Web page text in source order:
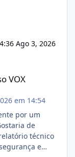
Ago 3, 2026
VOX
em 14:54
por um
de
técnico
e